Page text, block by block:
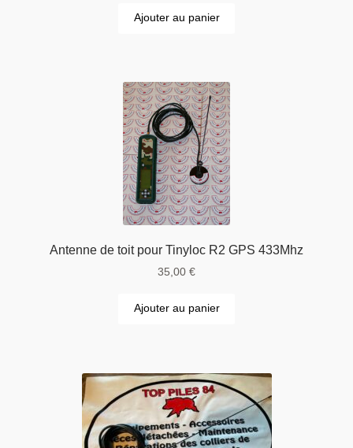
Ajouter au panier
Antenne de toit pour Tinyloc R2 GPS 433Mhz
35,00 €
Ajouter au panier